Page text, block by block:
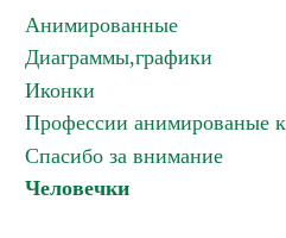
Анимированные
Диаграммы,графики
Иконки
Профессии анимированые
Спасибо за внимание
Человечки